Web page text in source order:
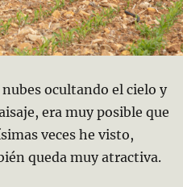
ocultando el cielo y
era muy posible que
veces he visto,
queda muy atractiva.